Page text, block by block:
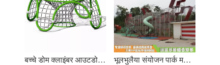
बच्चे डोम क्लाइंबर आउटडोर जिम खेलते हैं भूलभुलैया संयोजन पार्क मनोरंजन उपकरण